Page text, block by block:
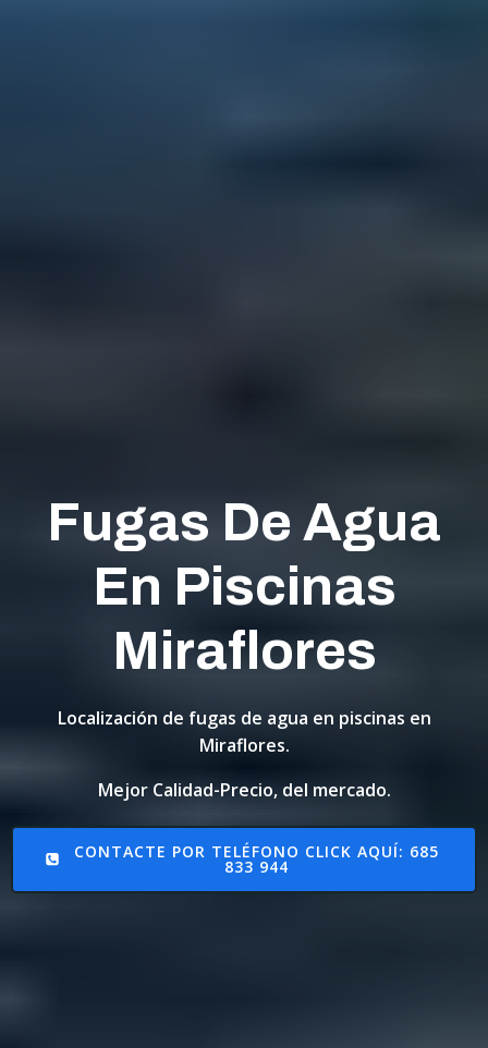
Fugas De Agua
En Piscinas
Miraflores
Localización de fugas de agua en piscinas en
Miraflores.
Mejor Calidad-Precio, del mercado.
CONTACTE POR TELÉFONO CLICK AQUÍ: 685
833 944